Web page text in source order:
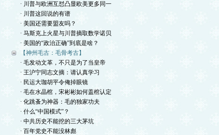
· 川普与欧洲互怼凸显欧美更多同一
· 川普这回说的有谱
· 美国还需要盟友吗？
· 马斯克上火星与川普摘取数学诺贝
· 美国的“政治正确”到底是啥？
【神州毛古：毛骨考古】
· 毛发动文革，不只是为了当皇帝
· 王沪宁同志文摘：请认真学习
· 民运大珈胡平令俺掉眼镜
· 毛在水晶棺，宋彬彬如何盖棺认定
· 化跳蚤为神器：毛的独家功夫
· 什么“中国模式”？
· 中共历史不能挖的三大茅坑
· 百年党史不能没林彪